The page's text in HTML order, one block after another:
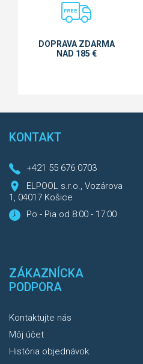
DOPRAVA ZDARMA
NAD 185 €
KONTAKT
+421 55 676 0703
ELPOOL s.r.o., Vozárova
1, 04017 Košice
Po - Pia od 8:00 - 17:00
ZÁKAZNÍCKA
PODPORA
Kontaktujte nás
Môj účet
História objednávok